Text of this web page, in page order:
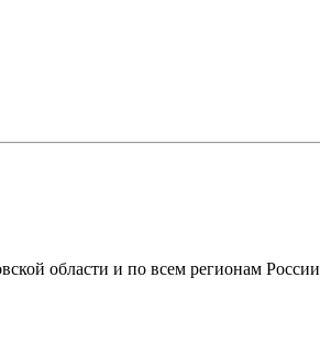
области и по всем регионам России